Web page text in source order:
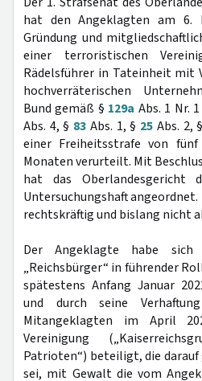
hat den Angeklagten am 6.
Gründung und
einer terroristischen
Rädelsführer in Tateinheit mit
hochverräterischen
Bund gemäß § 129a Abs. 1 Nr.
Abs. 4, § 83 Abs. 1, § 25 Abs. 2,
einer Freiheitsstrafe von
Monaten verurteilt. Mit
hat das Oberlandesgericht
Untersuchungshaft
rechtskräftig und bislang nicht
Der Angeklagte habe sich
„Reichsbürger“ in führender
spätestens Anfang Januar
und durch seine
Mitangeklagten im April
Vereinigung
Patrioten“) beteiligt, die
sei, mit Gewalt die vom